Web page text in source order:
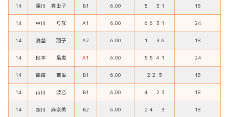
14 滝川 真由子 B1 6.00 ５ ３１ 18
14 中川 りな A1 6.00 ６６ ３１ 24
14 清埜 翔子 A2 6.00 １ ３６ 18
14 松本 晶恵 A1 6.00 ５５ ４１ 24
14 孫崎 百世 B1 6.00 ２２ ５ 18
14 山川 波乙 B1 6.00 ４ ２３ 18
14 深川 麻奈美 B2 6.00 ２４ ３ 18